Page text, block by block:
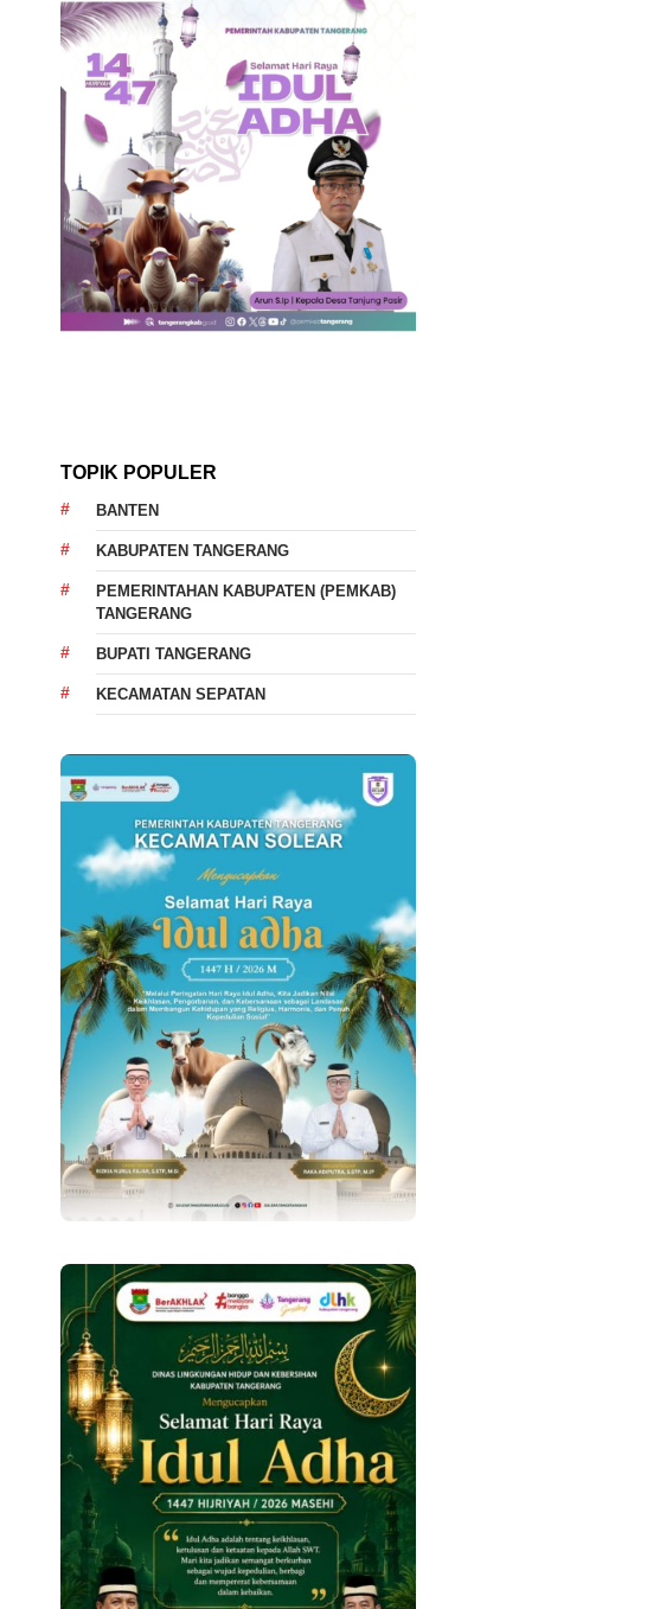
TOPIK POPULER
BANTEN
KABUPATEN TANGERANG
PEMERINTAHAN KABUPATEN (PEMKAB)
TANGERANG
BUPATI TANGERANG
KECAMATAN SEPATAN